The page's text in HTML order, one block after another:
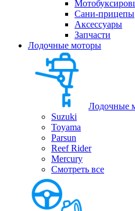
Сани-прицепы
Аксессуары
Запчасти
Лодочные моторы
Лодочные
Suzuki
Toyama
Parsun
Reef Rider
Mercury
Смотреть все